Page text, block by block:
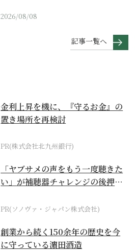
2026/08/08
記事一覧へ
金利上昇を機に、『守るお金』の
置き場所を再検討
PR(株式会社北九州銀行)
「ヤブサメの声をもう一度聴きた
い」が補聴器チャレンジの後押し
PR(ソノヴァ・ジャパン株式会社)
創業から続く150余年の歴史を今
に守っている濵田酒造